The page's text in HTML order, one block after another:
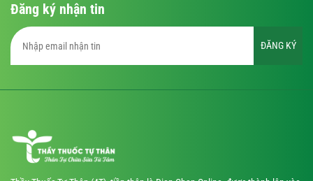
Đăng ký nhận tin
ĐĂNG KÝ